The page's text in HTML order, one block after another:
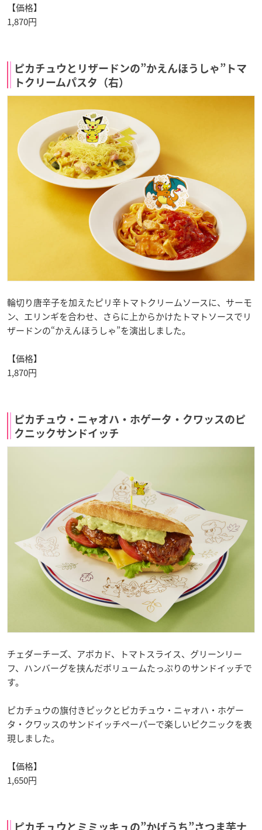
【価格】
1,870円
ピカチュウとリザードンの”かえんほうしゃ”トマ
トクリームパスタ（右）
輪切り唐辛子を加えたピリ辛トマトクリームソースに、サーモ
ン、エリンギを合わせ、さらに上からかけたトマトソースでリ
ザードンの“かえんほうしゃ”を演出しました。
【価格】
1,870円
ピカチュウ・ニャオハ・ホゲータ・クワッスのピ
クニックサンドイッチ
チェダーチーズ、アボカド、トマトスライス、グリーンリー
フ、ハンバーグを挟んだボリュームたっぷりのサンドイッチで
す。
ピカチュウの旗付きピックとピカチュウ・ニャオハ・ホゲー
タ・クワッスのサンドイッチペーパーで楽しいピクニックを表
現しました。
【価格】
1,650円
ピカチュウとミミッキュの”かげうち”さつま芋ナ